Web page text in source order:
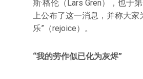
斯·格伦（Lars Gren），也于
上公布了这一消息，并称大家
乐”（rejoice）。
“我的劳作似已化为灰烬”